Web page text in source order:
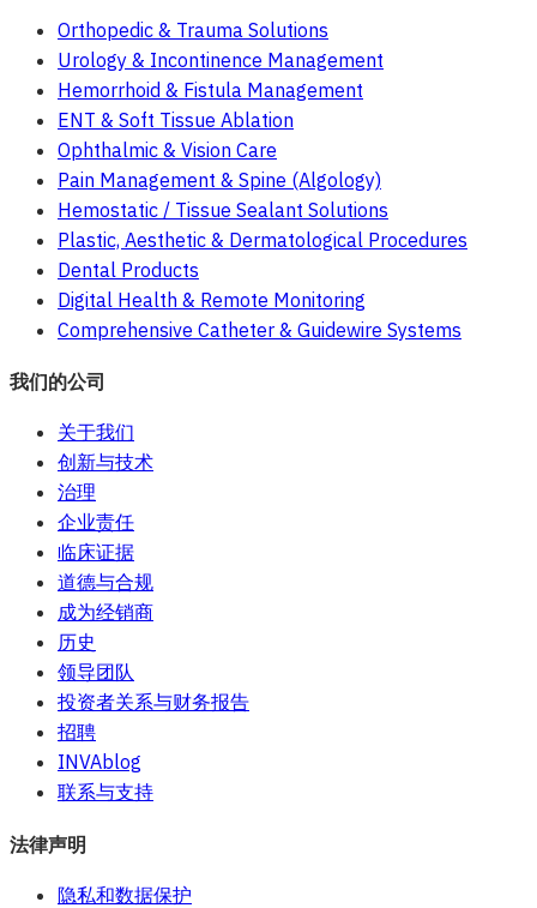
Orthopedic & Trauma Solutions
Urology & Incontinence Management
Hemorrhoid & Fistula Management
ENT & Soft Tissue Ablation
Ophthalmic & Vision Care
Pain Management & Spine (Algology)
Hemostatic / Tissue Sealant Solutions
Plastic, Aesthetic & Dermatological Procedures
Dental Products
Digital Health & Remote Monitoring
Comprehensive Catheter & Guidewire Systems
我们的公司
关于我们
创新与技术
治理
企业责任
临床证据
道德与合规
成为经销商
历史
领导团队
投资者关系与财务报告
招聘
INVAblog
联系与支持
法律声明
隐私和数据保护